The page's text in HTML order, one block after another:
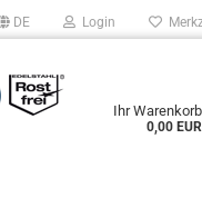
DE Login
Ihr Warenkorb
0,00 EUR